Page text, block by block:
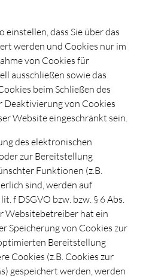
einstellen, dass Sie über das
werden und Cookies nur im
von Cookies für
ausschließen sowie das
beim Schließen des
Deaktivierung von Cookies
Website eingeschränkt sein.
des elektronischen
zur Bereitstellung
Funktionen (z.B.
sind, werden auf
f DSGVO bzw. bzw. § 6 Abs.
Websitebetreiber hat ein
Speicherung von Cookies zur
Bereitstellung
Cookies (z.B. Cookies zur
gespeichert werden, werden